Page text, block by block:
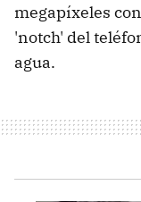
megapíxeles
'notch' del
agua.